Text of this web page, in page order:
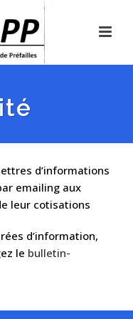
d’informations
emailing aux
leur cotisations
d’information,
le bulletin-